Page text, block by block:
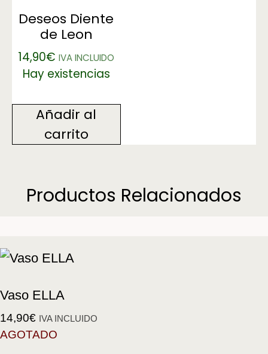
Deseos Diente
de Leon
14,90€ IVA INCLUIDO
Hay existencias
Añadir al
carrito
Productos Relacionados
Vaso ELLA
14,90€ IVA INCLUIDO
AGOTADO